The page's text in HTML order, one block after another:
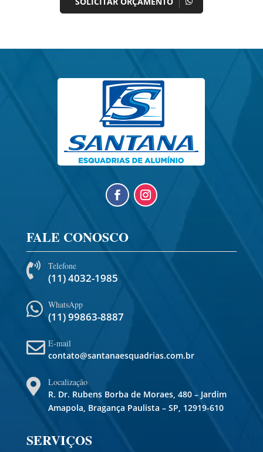
FALE CONOSCO
 Telefone
(11) 4032-1985
 WhatsApp
(11) 99863-8887
 E-mail
contato@santanaesquadrias.com.br

Localização
R. Dr. Rubens Borba de Moraes, 480 – Jardim
Amapola, Bragança Paulista – SP, 12919-610
SERVIÇOS